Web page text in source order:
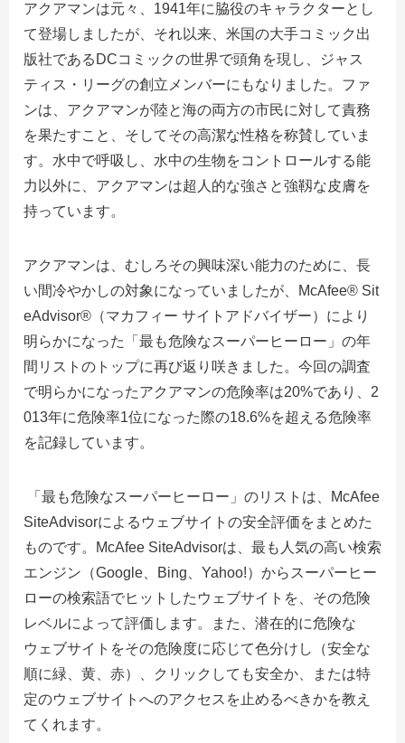
アクアマンは元々、1941年に脇役のキャラクターとし
て登場しましたが、それ以来、米国の大手コミック出
版社であるDCコミックの世界で頭角を現し、ジャス
ティス・リーグの創立メンバーにもなりました。ファ
ンは、アクアマンが陸と海の両方の市民に対して責務
を果たすこと、そしてその高潔な性格を称賛していま
す。水中で呼吸し、水中の生物をコントロールする能
力以外に、アクアマンは超人的な強さと強靱な皮膚を
持っています。
アクアマンは、むしろその興味深い能力のために、長
い間冷やかしの対象になっていましたが、McAfee® Sit
eAdvisor®（マカフィー サイトアドバイザー）により
明らかになった「最も危険なスーパーヒーロー」の年
間リストのトップに再び返り咲きました。今回の調査
で明らかになったアクアマンの危険率は20%であり、2
013年に危険率1位になった際の18.6%を超える危険率
を記録しています。
「最も危険なスーパーヒーロー」のリストは、McAfee
SiteAdvisorによるウェブサイトの安全評価をまとめた
ものです。McAfee SiteAdvisorは、最も人気の高い検索
エンジン（Google、Bing、Yahoo!）からスーパーヒー
ローの検索語でヒットしたウェブサイトを、その危険
レベルによって評価します。また、潜在的に危険な
ウェブサイトをその危険度に応じて色分けし（安全な
順に緑、黄、赤）、クリックしても安全か、または特
定のウェブサイトへのアクセスを止めるべきかを教え
てくれます。